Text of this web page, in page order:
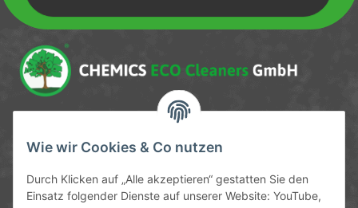
Wie wir Cookies & Co nutzen
Durch Klicken auf „Alle akzeptieren“ gestatten Sie den
Einsatz folgender Dienste auf unserer Website: YouTube,
Newsletter Newsletter abonnieren
Service-Hotline
09372 / 70 80 90
Mo-Fr, 09:00-12:00 | 13:00-17:00 Uhr